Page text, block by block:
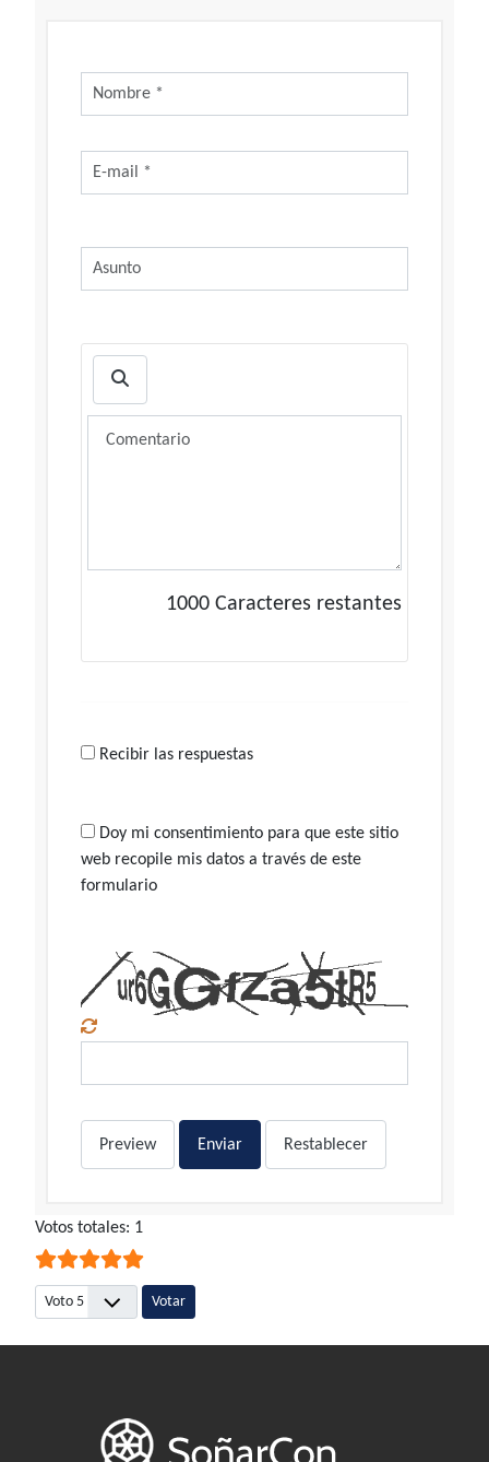
1000 Caracteres restantes
Recibir las respuestas
Doy mi consentimiento para que este sitio
web recopile mis datos a través de este
formulario
Preview Enviar Restablecer
Ratio:5/5
Votos totales: 1
Por favor, vote